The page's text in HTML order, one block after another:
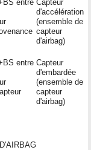
entre Capteur
d'accélération
(ensemble de
capteur
d'airbag)
entre Capteur
d'embardée
(ensemble de
capteur
d'airbag)